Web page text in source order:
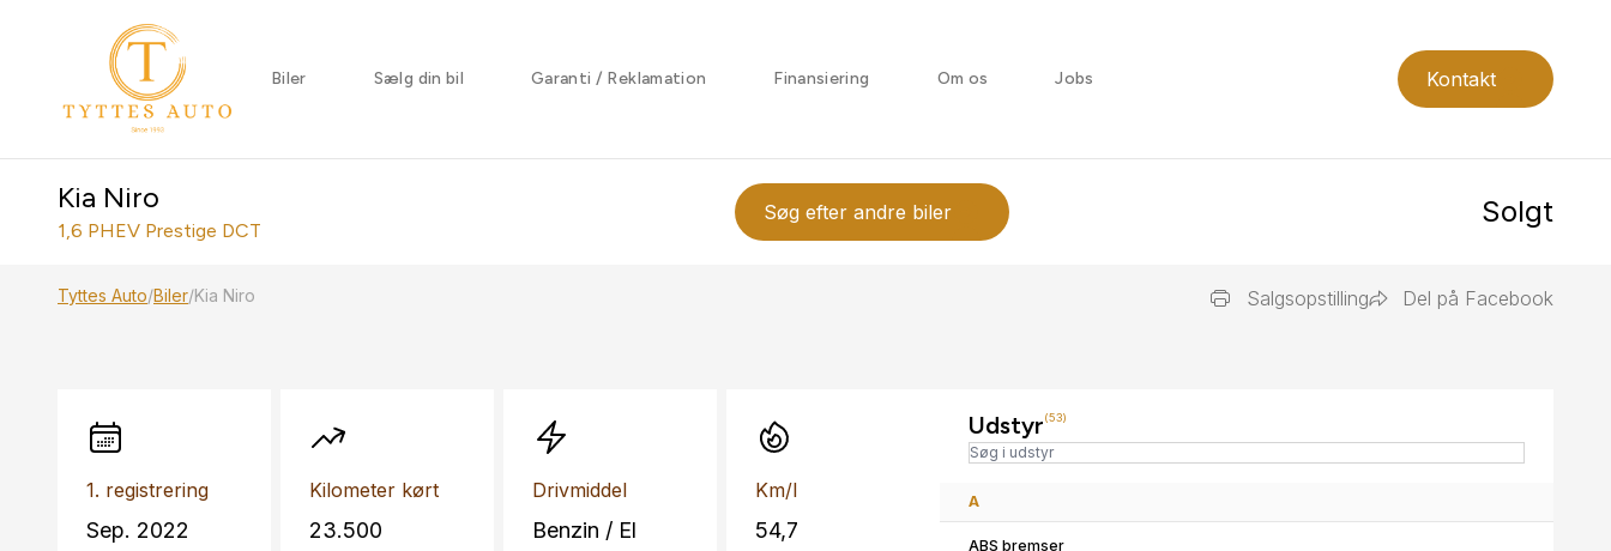
Biler Sælg din bil Garanti / Reklamation Finansiering Om os Jobs Kontakt
Kia Niro
1,6 PHEV Prestige DCT
Søg efter andre biler Solgt
Tyttes Auto/Biler/Kia Niro Salgsopstilling Del på Facebook
1. registrering
Sep. 2022
Kilometer kørt
23.500
Drivmiddel
Benzin / El
Km/l
54,7
Udstyr(53)
A
ABS bremser